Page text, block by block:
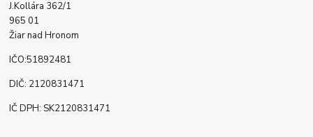
J.Kollára 362/1
965 01
Žiar nad Hronom
IČO:51892481
DIČ: 2120831471
IČ DPH: SK2120831471